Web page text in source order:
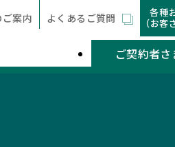
案内 よくあるご質問
各種
（お客
ご契約者さ